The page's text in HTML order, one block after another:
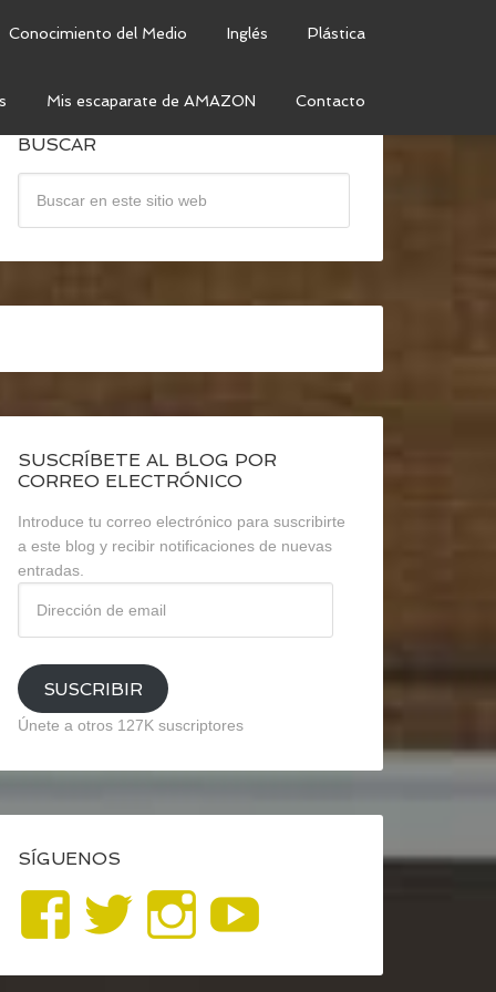
Conocimiento del Medio Inglés Plástica
Mis escaparate de AMAZON Contacto
BUSCAR
SUSCRÍBETE AL BLOG POR
CORREO ELECTRÓNICO
Introduce tu correo electrónico para suscribirte
a este blog y recibir notificaciones de nuevas
entradas.
email
SUSCRIBIR
Únete a otros 127K suscriptores
SÍGUENOS
Ver
perfil
Ver
perfil
Ver
perfil